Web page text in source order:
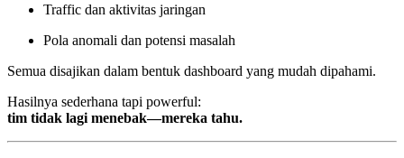
Traffic dan aktivitas jaringan
Pola anomali dan potensi masalah
Semua disajikan dalam bentuk dashboard yang mudah dipahami.
Hasilnya sederhana tapi powerful:
tim tidak lagi menebak—mereka tahu.